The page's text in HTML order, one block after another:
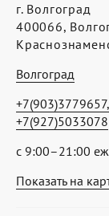
Показать на
г. Волгоград
400066,
Волгоград
с 9:00–21:00
+7(903)3779657,
+7(927)5033078